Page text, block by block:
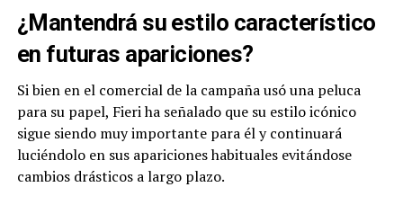
¿Mantendrá su estilo característico
en futuras apariciones?
Si bien en el comercial de la campaña usó una peluca
para su papel, Fieri ha señalado que su estilo icónico
sigue siendo muy importante para él y continuará
luciéndolo en sus apariciones habituales evitándose
cambios drásticos a largo plazo.